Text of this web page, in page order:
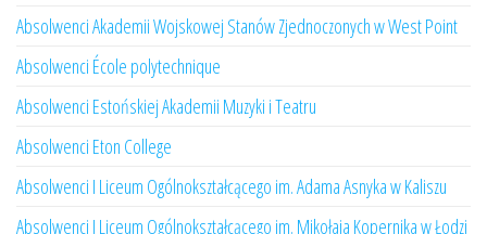
Absolwenci Akademii Wojskowej Stanów Zjednoczonych w West Point
Absolwenci École polytechnique
Absolwenci Estońskiej Akademii Muzyki i Teatru
Absolwenci Eton College
Absolwenci I Liceum Ogólnokształcącego im. Adama Asnyka w Kaliszu
Absolwenci I Liceum Ogólnokształcącego im. Mikołaja Kopernika w Łodzi